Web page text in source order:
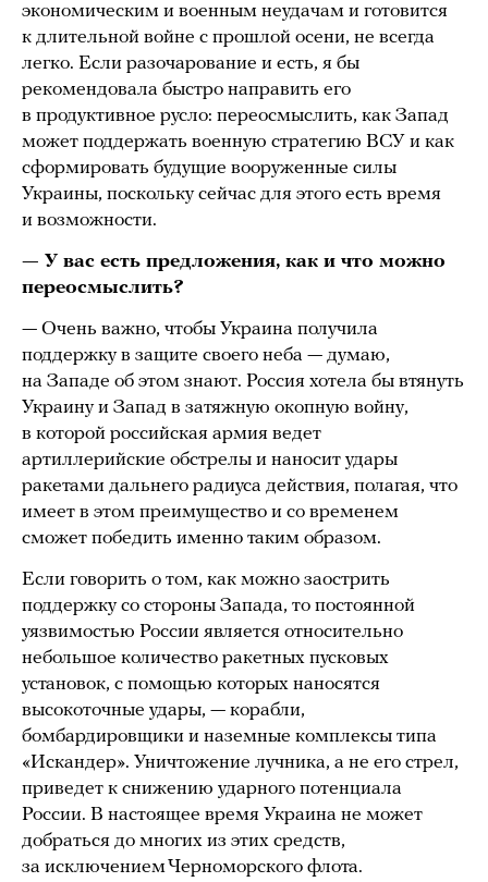
экономическим и военным неудачам и готовится
к длительной войне с прошлой осени, не всегда
легко. Если разочарование и есть, я бы
рекомендовала быстро направить его
в продуктивное русло: переосмыслить, как Запад
может поддержать военную стратегию ВСУ и как
сформировать будущие вооруженные силы
Украины, поскольку сейчас для этого есть время
и возможности.
— У вас есть предложения, как и что можно
переосмыслить?
— Очень важно, чтобы Украина получила
поддержку в защите своего неба — думаю,
на Западе об этом знают. Россия хотела бы втянуть
Украину и Запад в затяжную окопную войну,
в которой российская армия ведет
артиллерийские обстрелы и наносит удары
ракетами дальнего радиуса действия, полагая, что
имеет в этом преимущество и со временем
сможет победить именно таким образом.
Если говорить о том, как можно заострить
поддержку со стороны Запада, то постоянной
уязвимостью России является относительно
небольшое количество ракетных пусковых
установок, с помощью которых наносятся
высокоточные удары, — корабли,
бомбардировщики и наземные комплексы типа
«Искандер». Уничтожение лучника, а не его стрел,
приведет к снижению ударного потенциала
России. В настоящее время Украина не может
добраться до многих из этих средств,
за исключением Черноморского флота.